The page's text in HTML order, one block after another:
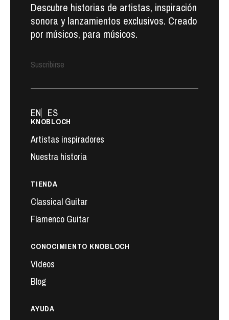
Descubre historias de artistas, inspiración
sonora y lanzamientos exclusivos. Creado
por músicos, para músicos.
Suscribirse
KNOBLOCH
Artistas inspiradores
Nuestra historia
TIENDA
Classical Guitar
Flamenco Guitar
CONOCIMIENTO KNOBLOCH
Vídeos
Blog
AYUDA
EN ES